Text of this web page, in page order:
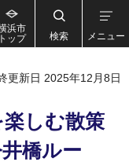
浜市
トップ
検索 メニュー
更新日 2025年12月8日
しむ散策
橋ルー